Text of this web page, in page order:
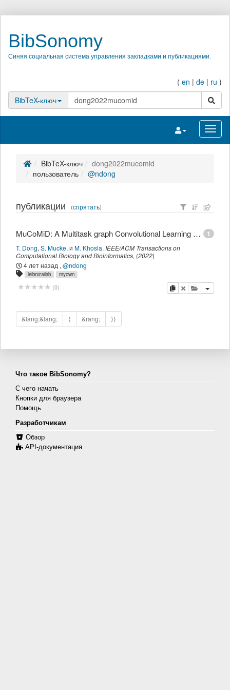
BibSonomy
Синяя социальная система управления закладками и публикациями.
( en | de | ru )
BibTeX-ключ
поиск
Переключить
BibTeX-ключ
dong2022mucomid
пользователь
@ndong
публикации (спрятать)
1
MuCoMiD: A Multitask graph Convolutional Learning Framework for miRNA-Disease Association Prediction
T. Dong, S. Mucke, и M. Khosla. IEEE/ACM Transactions on
Computational Biology and Bioinformatics, (2022)
4 лет назад , @ndong
leibnizailab myown
(0) копировать
удалитьдобавить
&lang;&lang; ⟨ &rang; ⟩⟩
Что такое BibSonomy?
С чего начать
Кнопки для браузера
Помощь
Разработчикам
Обзор
API-документация